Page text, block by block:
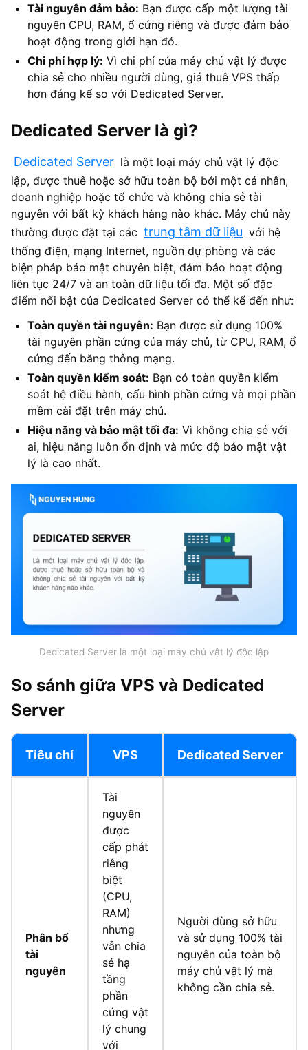
Tài nguyên đảm bảo: Bạn được cấp một lượng tài
nguyên CPU, RAM, ổ cứng riêng và được đảm bảo
hoạt động trong giới hạn đó.
Chi phí hợp lý: Vì chi phí của máy chủ vật lý được
chia sẻ cho nhiều người dùng, giá thuê VPS thấp
hơn đáng kể so với Dedicated Server.
Dedicated Server là gì?
Dedicated Server là một loại máy chủ vật lý độc
lập, được thuê hoặc sở hữu toàn bộ bởi một cá nhân,
doanh nghiệp hoặc tổ chức và không chia sẻ tài
nguyên với bất kỳ khách hàng nào khác. Máy chủ này
thường được đặt tại các trung tâm dữ liệu với hệ
thống điện, mạng Internet, nguồn dự phòng và các
biện pháp bảo mật chuyên biệt, đảm bảo hoạt động
liên tục 24/7 và an toàn dữ liệu tối đa. Một số đặc
điểm nổi bật của Dedicated Server có thể kể đến như:
Toàn quyền tài nguyên: Bạn được sử dụng 100%
tài nguyên phần cứng của máy chủ, từ CPU, RAM, ổ
cứng đến băng thông mạng.
Toàn quyền kiểm soát: Bạn có toàn quyền kiểm
soát hệ điều hành, cấu hình phần cứng và mọi phần
mềm cài đặt trên máy chủ.
Hiệu năng và bảo mật tối đa: Vì không chia sẻ với
ai, hiệu năng luôn ổn định và mức độ bảo mật vật
lý là cao nhất.
Dedicated Server là một loại máy chủ vật lý độc lập
So sánh giữa VPS và Dedicated
Server
Tiêu chí VPS Dedicated Server
Phân bổ
tài
nguyên
Tài
nguyên
được
cấp phát
riêng
biệt
(CPU,
RAM)
nhưng
vẫn chia
sẻ hạ
tầng
phần
cứng vật
lý chung
với
Người dùng sở hữu
và sử dụng 100% tài
nguyên của toàn bộ
máy chủ vật lý mà
không cần chia sẻ.